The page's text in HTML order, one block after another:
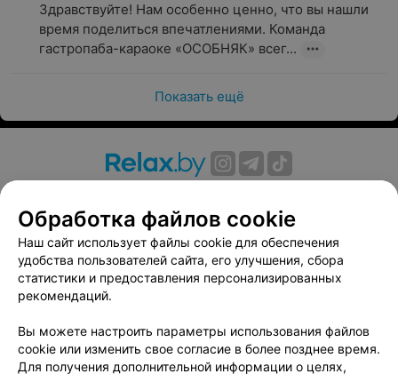
Здравствуйте! Нам особенно ценно, что вы нашли
время поделиться впечатлениями. Команда
гастропаба-караоке «ОСОБНЯК» всег...
Показать ещё
Вакансии
Публичный договор
Способы оплаты
Публичный договор по использованию сервиса
«Афиша»
Пользовательское соглашение
Связаться по вопросам сотрудничества
Написать руководителю relax.by
Обработка файлов cookie
Наш сайт использует файлы cookie для обеспечения
удобства пользователей сайта, его улучшения, сбора
статистики и предоставления персонализированных
рекомендаций.
Вы можете настроить параметры использования файлов
cookie или изменить свое согласие в более позднее время.
Для получения дополнительной информации о целях,